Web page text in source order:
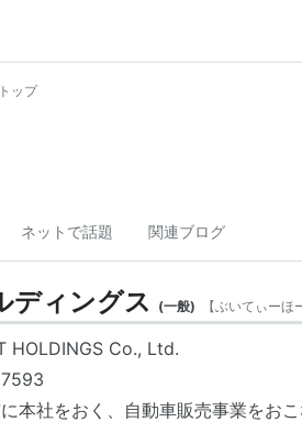
ップ
ネットで話題 関連ブログ
ディングス (一般) 【ぶいてぃーほ
HOLDINGS Co., Ltd.
に本社をおく、自動車販売事業をお